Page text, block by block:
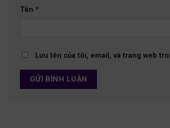
Tên *
Lưu tên của tôi, email, và trang web